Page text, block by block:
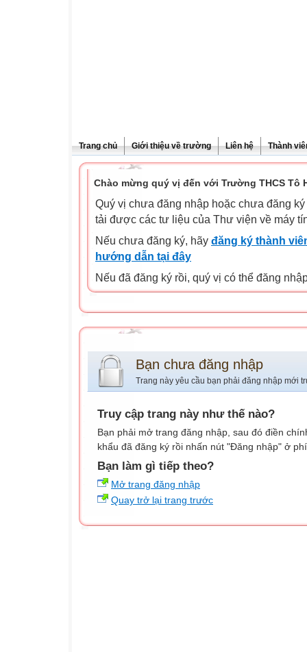
Trang chủ Giới thiệu về trường Liên hệ Thành
Chào mừng quý vị đến với Trường THCS Tô
Quý vị chưa đăng nhập hoặc chưa đăng
tải được các tư liệu của Thư viện về máy
Nếu chưa đăng ký, hãy đăng ký thành
hướng dẫn tại đây
Nếu đã đăng ký rồi, quý vị có thể đăng
Bạn chưa đăng nhập
Trang này yêu cầu bạn phải đăng nhập mới
Truy cập trang này như thế nào?
Bạn phải mở trang đăng nhập, sau đó điền
khẩu đã đăng ký rồi nhấn nút "Đăng nhập" ở
Bạn làm gì tiếp theo?
Mở trang đăng nhập
Quay trở lại trang trước